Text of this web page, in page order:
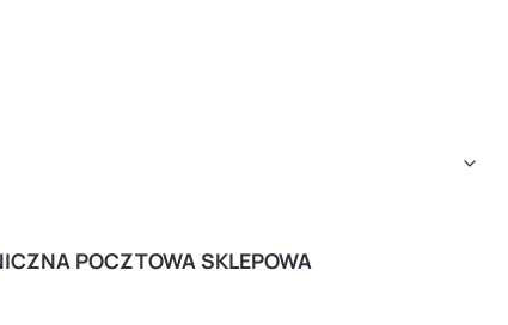
POCZTOWA SKLEPOWA